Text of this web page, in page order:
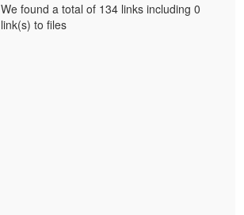
We found a total of 134 links including 0
link(s) to files